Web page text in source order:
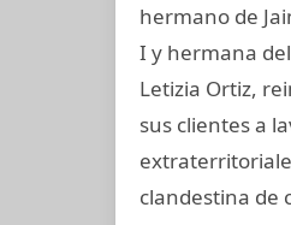
hermano de
I y hermana
Letizia Ortiz,
sus clientes a
clandestina de